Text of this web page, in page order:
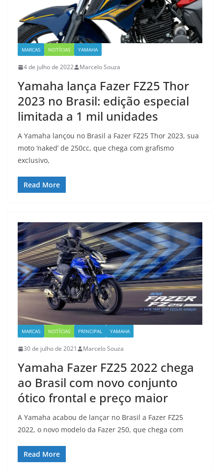
MARCAS NOTÍCIAS YAMAHA
4 de julho de 2022 Marcelo Souza
Yamaha lança Fazer FZ25 Thor
2023 no Brasil: edição especial
limitada a 1 mil unidades
A Yamaha lançou no Brasil a Fazer FZ25 Thor 2023, sua
moto ‘naked’ de 250cc, que chega com grafismo
exclusivo,
Read More
MARCAS NOTÍCIAS PRINCIPAL YAMAHA
30 de julho de 2021 Marcelo Souza
Yamaha Fazer FZ25 2022 chega
ao Brasil com novo conjunto
ótico frontal e preço maior
A Yamaha acabou de lançar no Brasil a Fazer FZ25
2022, o novo modelo da Fazer 250, que chega com
Read More